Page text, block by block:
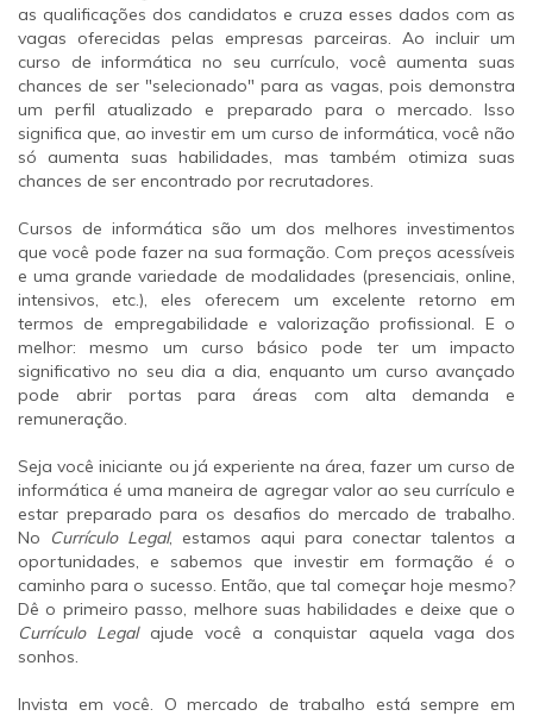
as qualificações dos candidatos e cruza esses dados com as
vagas oferecidas pelas empresas parceiras. Ao incluir um
curso de informática no seu currículo, você aumenta suas
chances de ser "selecionado" para as vagas, pois demonstra
um perfil atualizado e preparado para o mercado. Isso
significa que, ao investir em um curso de informática, você não
só aumenta suas habilidades, mas também otimiza suas
chances de ser encontrado por recrutadores.
Cursos de informática são um dos melhores investimentos
que você pode fazer na sua formação. Com preços acessíveis
e uma grande variedade de modalidades (presenciais, online,
intensivos, etc.), eles oferecem um excelente retorno em
termos de empregabilidade e valorização profissional. E o
melhor: mesmo um curso básico pode ter um impacto
significativo no seu dia a dia, enquanto um curso avançado
pode abrir portas para áreas com alta demanda e
remuneração.
Seja você iniciante ou já experiente na área, fazer um curso de
informática é uma maneira de agregar valor ao seu currículo e
estar preparado para os desafios do mercado de trabalho.
No
Currículo Legal, estamos aqui para conectar talentos a
oportunidades, e sabemos que investir em formação é o
caminho para o sucesso. Então, que tal começar hoje mesmo?
Dê o primeiro passo, melhore suas habilidades e deixe que o
Currículo Legalajude você a conquistar aquela vaga dos
sonhos.
Invista em você. O mercado de trabalho está sempre em